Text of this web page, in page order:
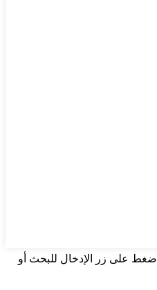
اضغط على زر الإدخال للبحث أو